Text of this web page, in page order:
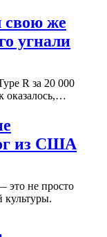
свою же
угнали
R за 20 000
оказалось,…
из США
не просто
культуры.